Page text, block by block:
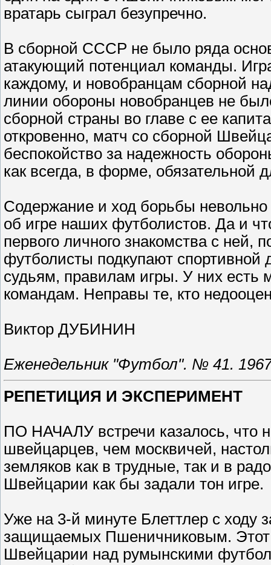
вратарь сыграл безупречно.
В сборной СССР не было ряда
атакующий потенциал команды.
каждому, и новобранцам сборной
линии обороны новобранцев не
сборной страны во главе с ее
откровенно, матч со сборной
беспокойство за надежность
как всегда, в форме, обязательной
Содержание и ход борьбы
об игре наших футболистов. Да и
первого личного знакомства с ней,
футболисты подкупают спортивной
судьям, правилам игры. У них есть
командам. Неправы те, кто
Виктор ДУБИНИН
Еженедельник "Футбол". № 41.
РЕПЕТИЦИЯ И ЭКСПЕРИМЕНТ
ПО НАЧАЛУ встречи казалось, что
швейцарцев, чем москвичей,
земляков как в трудные, так и в
Швейцарии как бы задали тон игре.
Уже на 3-й минуте Блеттлер с ходу
защищаемых Пшеничниковым. Этот
Швейцарии над румынскими